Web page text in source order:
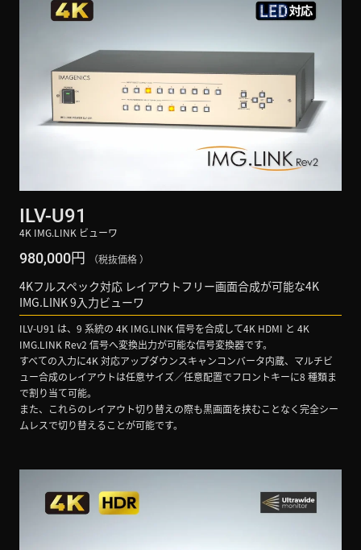
ILV-U91
4K IMG.LINK ビューワ
980,000円 （税抜価格 ）
4Kフルスペック対応 レイアウトフリー画面合成が可能な4K
IMG.LINK 9入力ビューワ
ILV-U91 は、9 系統の 4K IMG.LINK 信号を合成して4K HDMI と 4K
IMG.LINK Rev2 信号へ変換出力が可能な信号変換器です。
すべての入力に4K 対応アップダウンスキャンコンバータ内蔵、マルチビ
ュー合成のレイアウトは任意サイズ／任意配置でフロントキーに8 種類ま
で割り当て可能。
また、これらのレイアウト切り替えの際も黒画面を挟むことなく完全シー
ムレスで切り替えることが可能です。